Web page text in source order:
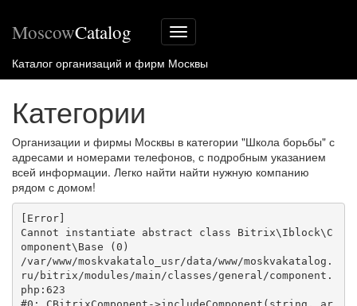
Меню
сайта
MoscowCatalog
Каталог организаций и фирм Москвы
Категории
Организации и фирмы Москвы в категории "Школа борьбы" с
адресами и номерами телефонов, с подробным указанием
всей информации. Легко найти найти нужную компанию
рядом с домом!
[Error]
Cannot instantiate abstract class Bitrix\Iblock\C
omponent\Base (0)
/var/www/moskvakatalo_usr/data/www/moskvakatalog.
ru/bitrix/modules/main/classes/general/component.
php:623
#0: CBitrixComponent->includeComponent(string, ar